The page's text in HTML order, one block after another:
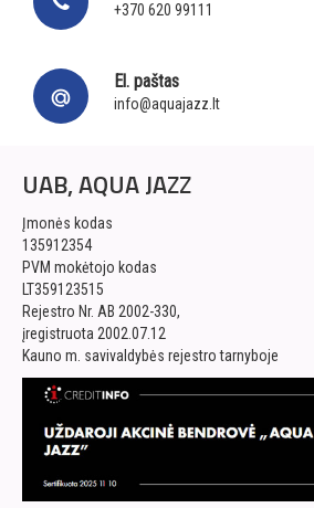
+370 620 99111
El. paštas
info@aquajazz.lt
UAB, AQUA JAZZ
Įmonės kodas
135912354
PVM mokėtojo kodas
LT359123515
Rejestro Nr. AB 2002-330,
įregistruota 2002.07.12
Kauno m. savivaldybės rejestro tarnyboje